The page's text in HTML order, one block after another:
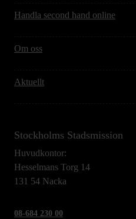
Handla second hand online
Om oss
Aktuellt
Stockholms Stadsmission
Huvudkontor:
Hesselmans Torg 14
131 54 Nacka
08-684 230 00